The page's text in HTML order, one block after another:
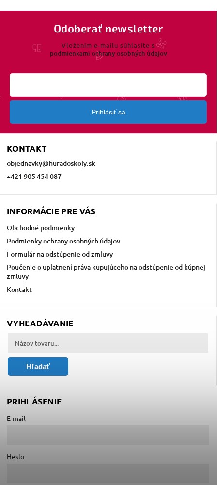
KONTAKT
objednavky@huradoskoly.sk
+421 905 454 087
INFORMÁCIE PRE VÁS
Obchodné podmienky
Podmienky ochrany osobných údajov
Formulár na odstúpenie od zmluvy
Poučenie o uplatnení práva kupujúceho na odstúpenie od kúpnej
zmluvy
Kontakt
Odoberať newsletter
Vložením e-mailu súhlasíte s
podmienkami ochrany osobných údajov
Prihlásiť sa
VYHĽADÁVANIE
Hľadať
PRIHLÁSENIE
E-mail
Heslo